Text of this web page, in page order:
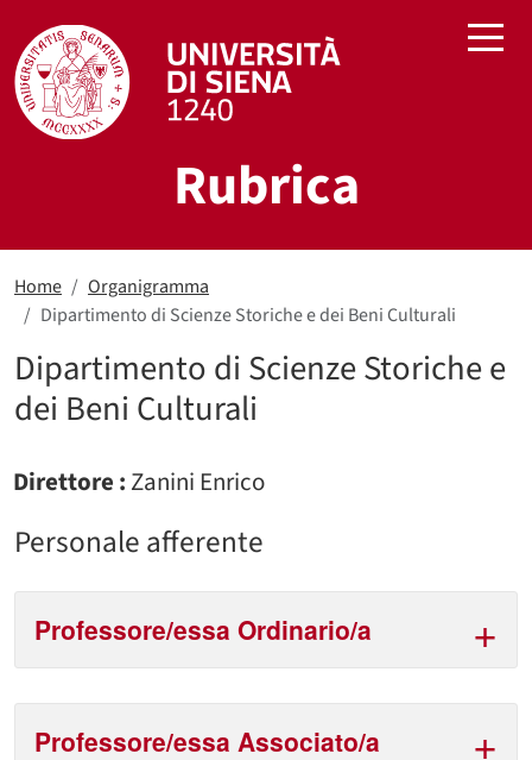
Rubrica
Home
Organigramma
Dipartimento di Scienze Storiche e dei Beni Culturali
Dipartimento di Scienze Storiche e
dei Beni Culturali
Direttore : Zanini Enrico
Personale afferente
Professore/essa Ordinario/a
Professore/essa Associato/a